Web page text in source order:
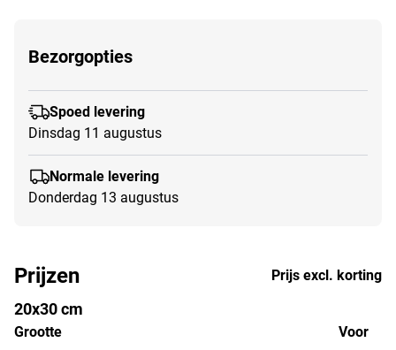
Bezorgopties
Spoed levering
Dinsdag 11 augustus
Normale levering
Donderdag 13 augustus
Prijzen Prijs excl. korting
20x30 cm
Grootte
Voor